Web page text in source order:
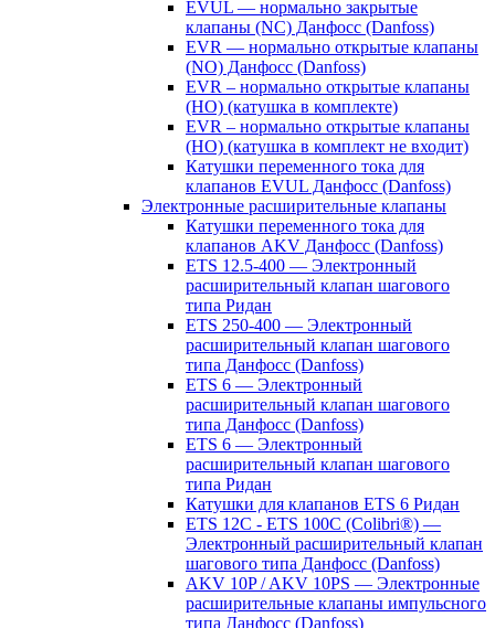
EVUL — нормально закрытые
клапаны (NC) Данфосс (Danfoss)
EVR — нормально открытые клапаны
(NO) Данфосс (Danfoss)
EVR – нормально открытые клапаны
(НО) (катушка в комплекте)
EVR – нормально открытые клапаны
(НО) (катушка в комплект не входит)
Катушки переменного тока для
клапанов EVUL Данфосс (Danfoss)
Электронные расширительные клапаны
Катушки переменного тока для
клапанов AKV Данфосс (Danfoss)
ETS 12.5-400 — Электронный
расширительный клапан шагового
типа Ридан
ETS 250-400 — Электронный
расширительный клапан шагового
типа Данфосс (Danfoss)
ETS 6 — Электронный
расширительный клапан шагового
типа Данфосс (Danfoss)
ETS 6 — Электронный
расширительный клапан шагового
типа Ридан
Катушки для клапанов ETS 6 Ридан
ETS 12C - ETS 100C (Colibri®) —
Электронный расширительный клапан
шагового типа Данфосс (Danfoss)
AKV 10P / AKV 10PS — Электронные
расширительные клапаны импульсного
типа Данфосс (Danfoss)